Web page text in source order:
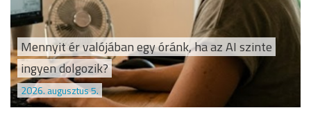
Mennyit ér valójában egy óránk, ha az AI szinte
ingyen dolgozik?
2026. augusztus 5.